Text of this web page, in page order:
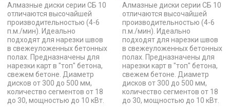
Алмазные диски серии СБ 10
отличаются высочайшей
производительностью (4-6
п.м./мин). Идеально
подходят для нарезки швов
в свежеуложенных бетонных
полах. Предназначены для
нарезки карт в "топ" бетона,
свежем бетоне. Диаметр
дисков от 300 до 500 мм,
количество сегментов от 18
до 30, мощностью до 10 кВт.
Алмазные диски серии СБ 10
отличаются высочайшей
производительностью (4-6
п.м./мин). Идеально
подходят для нарезки швов
в свежеуложенных бетонных
полах. Предназначены для
нарезки карт в "топ" бетона,
свежем бетоне. Диаметр
дисков от 300 до 500 мм,
количество сегментов от 18
до 30, мощностью до 10 кВт.